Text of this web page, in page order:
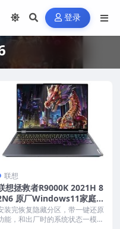
登录
联想
想拯救者R9000K 2021H 8
原厂Windows11家庭中
版恢复镜像 原厂oem系统
装完恢复隐藏分区，带一键还原
能，和出厂时的系统状态一模一